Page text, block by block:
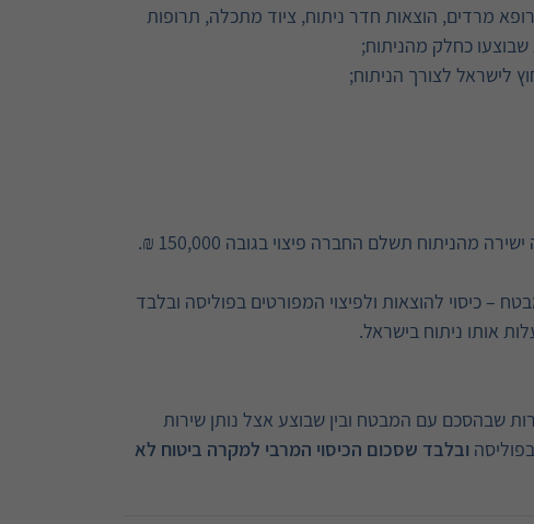
רופא מרדים, הוצאות חדר ניתוח, ציוד מתכלה, תרופות
שבוצעו כחלק מהניתוח;
לישראל לצורך הניתוח;
– כיסוי להוצאות ולפיצוי המפורטים בפוליסה ובלבד
שבהסכם עם המבטח ובין שבוצע אצל נותן שירות
ובלבד שסכום הכיסוי המרבי למקרה ביטוח לא